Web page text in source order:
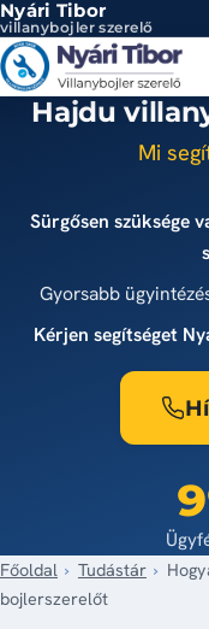
Ugrás a tartalomra
Nyári Tibor
villanybojler szerelő
Hajdu
Mi
Sürgősen szüksége
Gyorsabb
Kérjen segítséget
Főoldal Tudástár
bojlerszerelőt